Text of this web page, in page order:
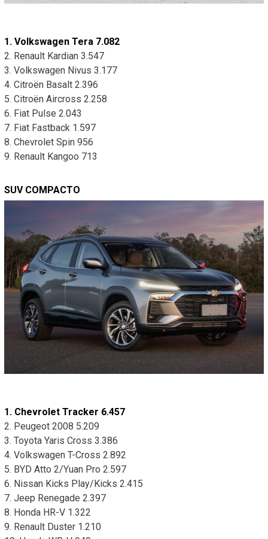
1. Volkswagen Tera 7.082
2. Renault Kardian 3.547
3. Volkswagen Nivus 3.177
4. Citroën Basalt 2.396
5. Citroën Aircross 2.258
6. Fiat Pulse 2.043
7. Fiat Fastback 1.597
8. Chevrolet Spin 956
9. Renault Kangoo 713
SUV COMPACTO
1. Chevrolet Tracker 6.457
2. Peugeot 2008 5.209
3. Toyota Yaris Cross 3.386
4. Volkswagen T-Cross 2.892
5. BYD Atto 2/Yuan Pro 2.597
6. Nissan Kicks Play/Kicks 2.415
7. Jeep Renegade 2.397
8. Honda HR-V 1.322
9. Renault Duster 1.210